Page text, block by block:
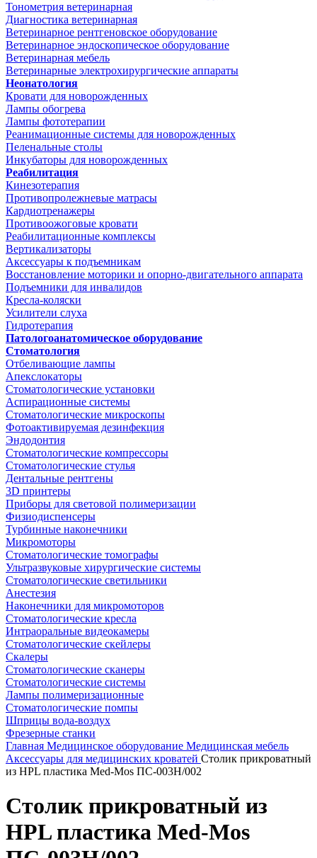
Тонометрия ветеринарная
Диагностика ветеринарная
Ветеринарное рентгеновское оборудование
Ветеринарное эндоскопическое оборудование
Ветеринарная мебель
Ветеринарные электрохирургические аппараты
Неонатология
Кровати для новорожденных
Лампы обогрева
Лампы фототерапии
Реанимационные системы для новорожденных
Пеленальные столы
Инкубаторы для новорожденных
Реабилитация
Кинезотерапия
Противопролежневые матрасы
Кардиотренажеры
Противоожоговые кровати
Реабилитационные комплексы
Вертикализаторы
Аксессуары к подъемникам
Восстановление моторики и опорно-двигательного аппарата
Подъемники для инвалидов
Кресла-коляски
Усилители слуха
Гидротерапия
Патологоанатомическое оборудование
Стоматология
Отбеливающие лампы
Апекслокаторы
Стоматологические установки
Аспирационные системы
Стоматологические микроскопы
Фотоактивируемая дезинфекция
Эндодонтия
Стоматологические компрессоры
Стоматологические стулья
Дентальные рентгены
3D принтеры
Приборы для световой полимеризации
Физиодиспенсеры
Турбинные наконечники
Микромоторы
Стоматологические томографы
Ультразвуковые хирургические системы
Стоматологические светильники
Анестезия
Наконечники для микромоторов
Стоматологические кресла
Интраоральные видеокамеры
Стоматологические скейлеры
Скалеры
Стоматологические сканеры
Стоматологические системы
Лампы полимеризационные
Стоматологические помпы
Шприцы вода-воздух
Фрезерные станки
Главная Медицинское оборудование Медицинская мебель
Аксессуары для медицинских кроватей Столик прикроватный
из HPL пластика Med-Mos ПС-003Н/002
Столик прикроватный из
HPL пластика Med-Mos